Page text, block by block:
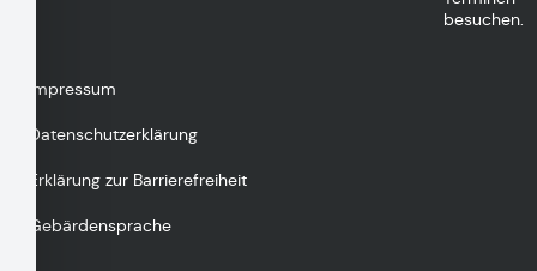
besuchen.
Impressum
Datenschutzerklärung
Erklärung zur Barrierefreiheit
Gebärdensprache